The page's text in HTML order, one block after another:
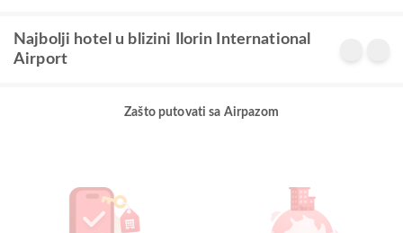
Najbolji hotel u blizini Ilorin International
Airport
Zašto putovati sa Airpazom